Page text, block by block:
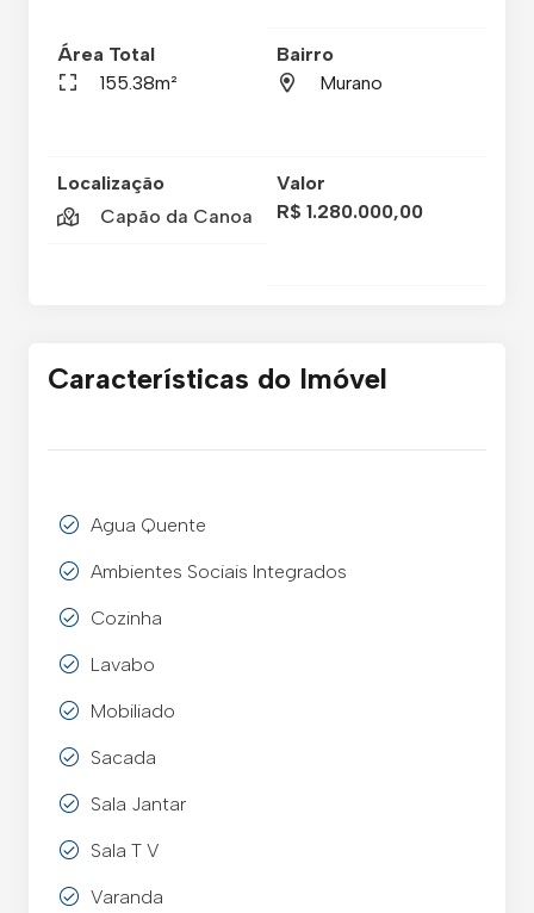
Área Total
155.38m²
Bairro
Murano
Localização
Capão da Canoa
Valor
R$ 1.280.000,00
Características do Imóvel
Agua Quente
Ambientes Sociais Integrados
Cozinha
Lavabo
Mobiliado
Sacada
Sala Jantar
Sala T V
Varanda